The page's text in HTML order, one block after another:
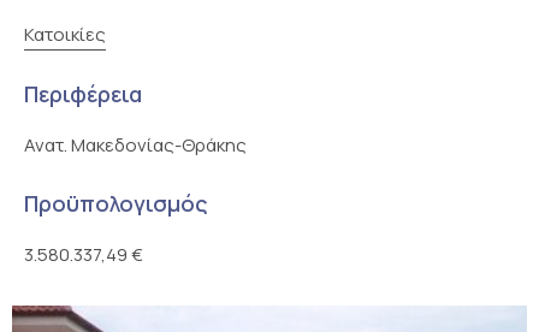
Κατοικίες
Περιφέρεια
Ανατ. Μακεδονίας-Θράκης
Προϋπολογισμός
3.580.337,49 €